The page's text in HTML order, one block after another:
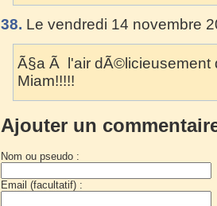
38. Le vendredi 14 novembre
Ã§a Ã l'air dÃ©licieusement
Miam!!!!!
Ajouter un
Nom ou pseudo :
Email (facultatif) :